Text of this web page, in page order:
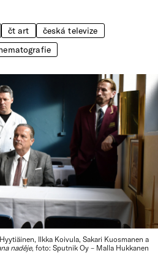
čt art
česká televize
Ilkka Koivula, Sakari Kuosmanen a
naděje, foto: Sputnik Oy – Malla Hukkanen